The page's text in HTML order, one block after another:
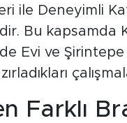
ile Deneyimli
Bu kapsamda
Evi ve
Farklı